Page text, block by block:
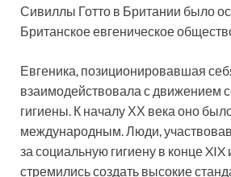
Сивиллы Готто в Британии было
Британское евгеническое
Евгеника, позиционировавшая
взаимодействовала с движением
гигиены. К началу ХХ века оно
международным. Люди,
за социальную гигиену в конце XIX
стремились создать высокие